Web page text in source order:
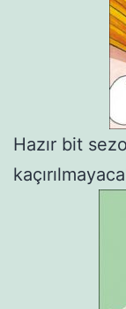
Hazır bit